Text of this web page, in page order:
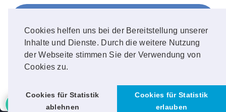
Cookies helfen uns bei der Bereitstellung unserer
Inhalte und Dienste. Durch die weitere Nutzung
der Webseite stimmen Sie der Verwendung von
Cookies zu.
Cookies für Statistik
ablehnen
Cookies für Statistik
erlauben
FOLLOW ME!
Instagram
OUR PHOTOS!